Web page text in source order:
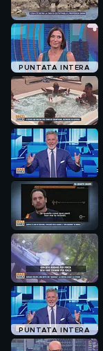
PUNTATA INTERA
PUNTATA INTERA